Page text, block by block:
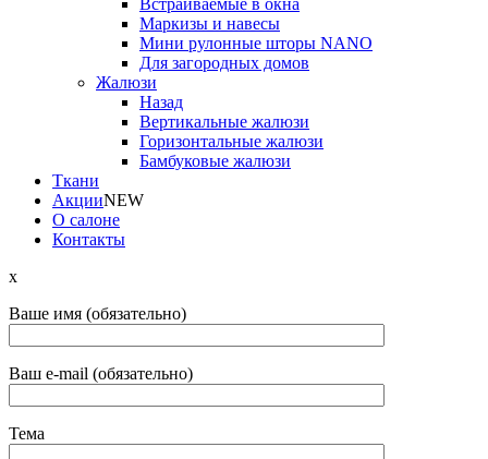
Встраиваемые в окна
Маркизы и навесы
Мини рулонные шторы NANO
Для загородных домов
Жалюзи
Назад
Вертикальные жалюзи
Горизонтальные жалюзи
Бамбуковые жалюзи
Ткани
АкцииNEW
О салоне
Контакты
x
Ваше имя (обязательно)
Ваш e-mail (обязательно)
Тема